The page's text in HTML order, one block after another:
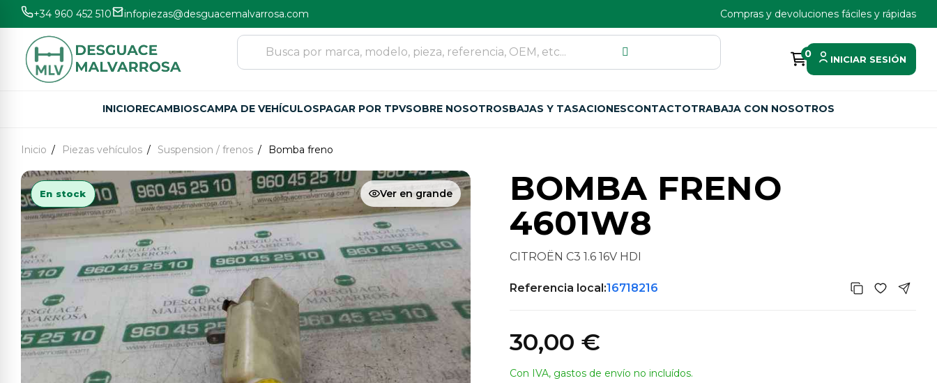
+34 960 452 510 infopiezas@desguacemalvarrosa.com Compras y devoluciones fáciles y rápidas
0 INICIAR SESIÓN
INICIORECAMBIOSCAMPA DE VEHÍCULOSPAGAR POR TPVSOBRE NOSOTROSBAJAS Y TASACIONESCONTACTOTRABAJA CON NOSOTROS
Inicio Piezas vehículos Suspension / frenos Bomba freno
Ver en grande
En stock
BOMBA FRENO
4601W8
CITROËN C3 1.6 16V HDI
Referencia local:16718216
30,00 €
Con IVA, gastos de envío no incluídos.